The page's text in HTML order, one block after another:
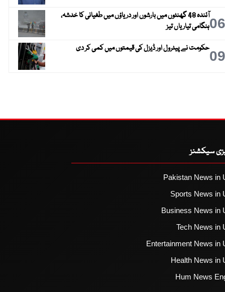
06
آئندہ 48 گھنٹوں میں بارشوں اور دریاؤں میں طغیانی کا خدشہ،
ہنگامی تیاریاں تیز
09حکومت نے پیٹرول اور ڈیزل کی قیمتوں میں کمی کر دی
سیکشنز
Pakistan News in
Sports News in
Business News in
Tech News in
Entertainment News in
Health News in
Hum News